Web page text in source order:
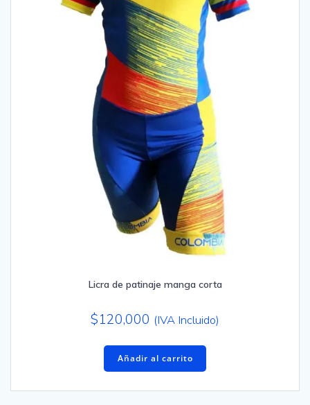
Licra de patinaje manga corta
$120,000 (IVA Incluido)
Añadir al carrito